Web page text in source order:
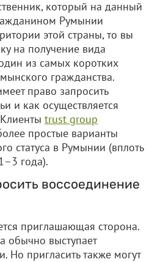
который на данный
Румынии
этой страны, то вы
на получение вида
из самых коротких
гражданства.
право запросить
и как осуществляется
trust group
простые варианты
статуса в Румынии (вплоть
года).
воссоединение
приглашающая сторона.
обычно выступает
Но пригласить также могут